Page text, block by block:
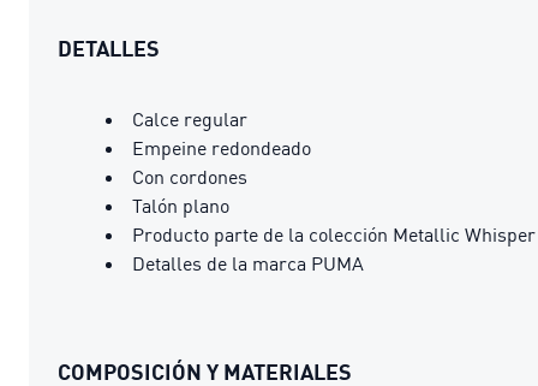
DETALLES
Calce regular
Empeine redondeado
Con cordones
Talón plano
Producto parte de la colección Metallic Whisper
Detalles de la marca PUMA
COMPOSICIÓN Y MATERIALES